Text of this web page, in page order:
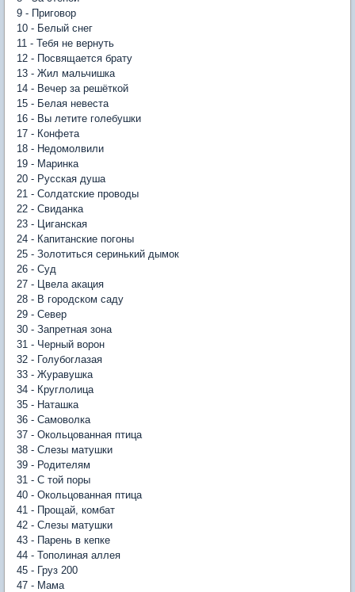
9 - Приговор
10 - Белый снег
11 - Тебя не вернуть
12 - Посвящается брату
13 - Жил мальчишка
14 - Вечер за решёткой
15 - Белая невеста
16 - Вы летите голебушки
17 - Конфета
18 - Недомолвили
19 - Маринка
20 - Русская душа
21 - Солдатские проводы
22 - Свиданка
23 - Циганская
24 - Капитанские погоны
25 - Золотиться серинький дымок
26 - Суд
27 - Цвела акация
28 - В городском саду
29 - Север
30 - Запретная зона
31 - Черный ворон
32 - Голубоглазая
33 - Журавушка
34 - Круглолица
35 - Наташка
36 - Самоволка
37 - Окольцованная птица
38 - Слезы матушки
39 - Родителям
31 - С той поры
40 - Окольцованная птица
41 - Прощай, комбат
42 - Слезы матушки
43 - Парень в кепке
44 - Тополиная аллея
45 - Груз 200
47 - Мама